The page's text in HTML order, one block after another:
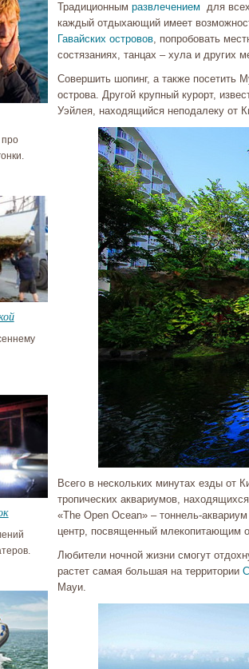
Традиционным развлечением для
каждый отдыхающий имеет
Гавайских островов, попробовать
состязаниях, танцах – хула и других
Совершить шопинг, а также посетить
острова. Другой крупный курорт,
Уэйлея, находящийся неподалеку от
Всего в нескольких минутах езды от
тропических аквариумов,
«The Open Ocean» – тоннель-
центр, посвященный млекопитающим
Любители ночной жизни смогут
растет самая большая на территории
Мауи.